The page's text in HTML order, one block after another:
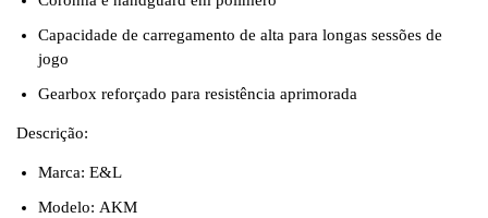
Capacidade de carregamento de alta para longas sessões de
jogo
Gearbox reforçado para resistência aprimorada
​Descrição:
Marca: E&L
Modelo: AKM